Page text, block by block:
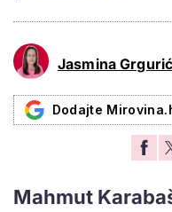
Jasmina
Dodajte
Mahmut